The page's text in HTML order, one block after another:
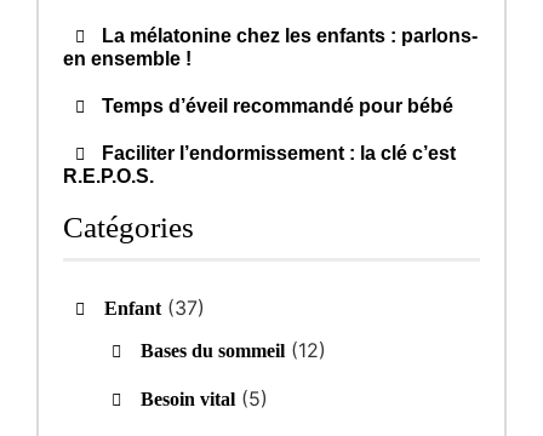
La mélatonine chez les enfants : parlons-
en ensemble !
Temps d’éveil recommandé pour bébé
Faciliter l’endormissement : la clé c’est
R.E.P.O.S.
Catégories
Enfant (37)
Bases du sommeil (12)
Besoin vital (5)